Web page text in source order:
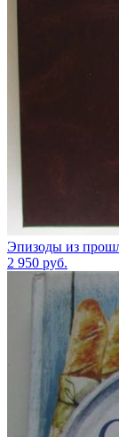
Эпизоды из
2 950 руб.